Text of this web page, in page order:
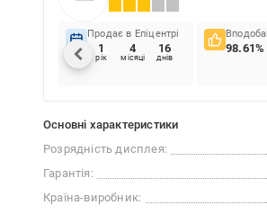
Продає в Епіцентрі
1
рік
4
місяці
16
днів
98.61%
Основні характеристики
Розрядність дисплея:
Гарантія:
Країна-виробник: